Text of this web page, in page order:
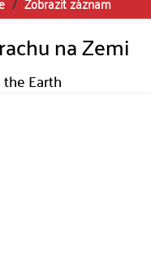
na Zemi
Earth